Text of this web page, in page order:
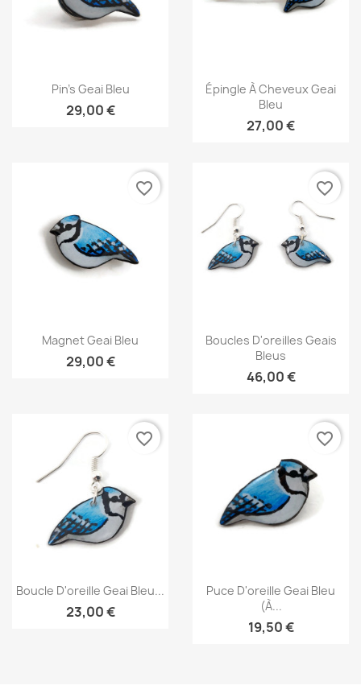
Aperçu rapide
Pin's Geai Bleu
29,00 €
Aperçu rapide
Épingle À Cheveux Geai
Bleu
27,00 €
Aperçu rapide
Magnet Geai Bleu
29,00 €
favorite_border
Aperçu rapide
Boucles D'oreilles Geais
Bleus
46,00 €
favorite_border
 Aperçu rapide
Boucle D'oreille Geai Bleu...
23,00 €
favorite_border
 Aperçu rapide
Puce D'oreille Geai Bleu
(à...
19,50 €
favorite_border